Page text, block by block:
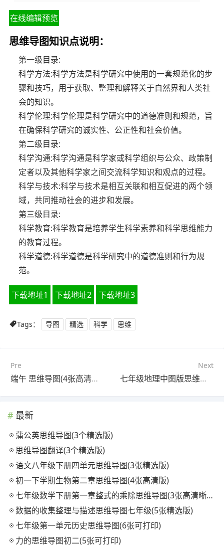
在线编辑预览
思维导图知识点说明：
第一级目录:
科学方法:科学方法是科学研究中使用的一套规范化的步
骤和技巧，用于获取、整理和解释关于自然界和人类社
会的知识。
科学伦理:科学伦理是科学研究中的道德准则和规范，旨
在确保科学研究的诚实性、公正性和社会价值。
第二级目录:
科学沟通:科学沟通是科学家或科学组织与公众、政策制
定者以及其他科学家之间交流科学知识和观点的过程。
科学与技术:科学与技术是相互关联和相互促进的两个领
域，共同推动社会的进步和发展。
第三级目录:
科学教育:科学教育是培养学生科学素养和科学思维能力
的教育过程。
科学道德:科学道德是科学研究中的道德准则和行为规
范。
下载地址1 下载地址2 下载地址3
Tags： 导图 精选 科学 思维
Pre
端午 思维导图(4张高清晰可打印)
Next
七年级地理中图版思维导图(6张附打印高清版)
最新
蒲公英思维导图(3个精选版)
思维导图翻译(3个精选版)
语文八年级下册四单元思维导图(3张精选版)
初一下学期生物第二章思维导图(4张高清版)
七年级数学下册第一章整式的乘除思维导图(3张高清晰可打印)
数据的收集整理与描述思维导图七年级(5张精选版)
七年级第一单元历史思维导图(6张可打印)
力的思维导图初二(5张可打印)